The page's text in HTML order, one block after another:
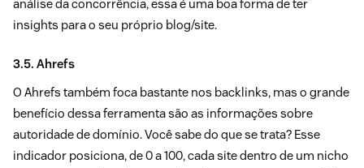
análise da concorrência, essa é uma boa forma de ter
insights para o seu próprio blog/site.
3.5. Ahrefs
O Ahrefs também foca bastante nos backlinks, mas o grande
benefício dessa ferramenta são as informações sobre
autoridade de domínio. Você sabe do que se trata? Esse
indicador posiciona, de 0 a 100, cada site dentro de um nicho